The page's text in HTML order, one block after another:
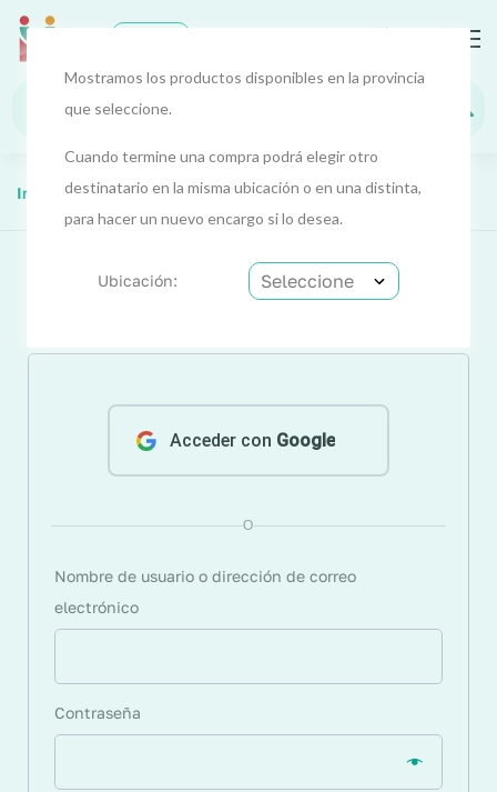
Mostramos los productos disponibles en la provincia
que seleccione.
Cuando termine una compra podrá elegir otro
destinatario en la misma ubicación o en una distinta,
para hacer un nuevo encargo si lo desea.
Ubicación:
Inicio Mi cuenta
Acceder con Google
O
Nombre de usuario o dirección de correo
electrónico
Contraseña